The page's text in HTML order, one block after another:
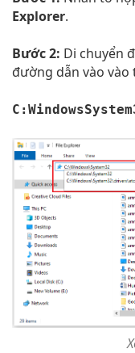
Explorer.
Bước 2: Di chuyển
đường dẫn vào vào